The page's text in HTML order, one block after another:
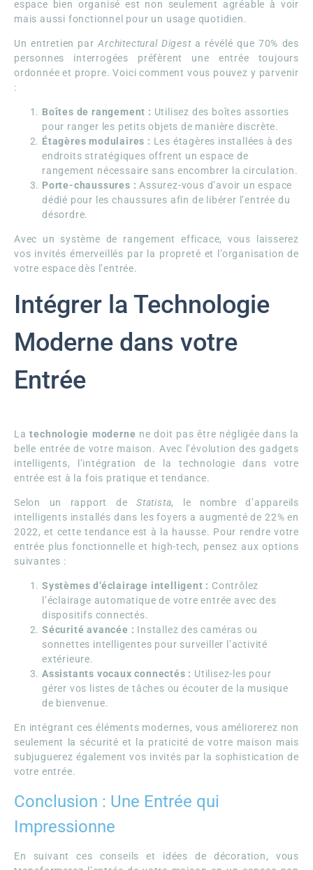
espace bien organisé est non seulement agréable à voir
mais aussi fonctionnel pour un usage quotidien.
Un entretien parArchitectural Digesta révélé que 70% des
personnes interrogées préfèrent une entrée toujours
ordonnée et propre. Voici comment vous pouvez y parvenir
:
Boîtes de rangement : Utilisez des boîtes assorties
pour ranger les petits objets de manière discrète.
Étagères modulaires : Les étagères installées à des
endroits stratégiques offrent un espace de
rangement nécessaire sans encombrer la circulation.
Porte-chaussures : Assurez-vous d’avoir un espace
dédié pour les chaussures afin de libérer l’entrée du
désordre.
Avec un système de rangement efficace, vous laisserez
vos invités émerveillés par la propreté et l’organisation de
votre espace dès l’entrée.
Intégrer la Technologie
Moderne dans votre
Entrée
Latechnologie moderne ne doit pas être négligée dans la
belle entrée de votre maison. Avec l’évolution des gadgets
intelligents, l’intégration de la technologie dans votre
entrée est à la fois pratique et tendance.
Selon un rapport de Statista, le nombre d’appareils
intelligents installés dans les foyers a augmenté de 22% en
2022, et cette tendance est à la hausse. Pour rendre votre
entrée plus fonctionnelle et high-tech, pensez aux options
suivantes :
Systèmes d’éclairage intelligent : Contrôlez
l’éclairage automatique de votre entrée avec des
dispositifs connectés.
Sécurité avancée : Installez des caméras ou
sonnettes intelligentes pour surveiller l’activité
extérieure.
Assistants vocaux connectés : Utilisez-les pour
gérer vos listes de tâches ou écouter de la musique
de bienvenue.
En intégrant ces éléments modernes, vous améliorerez non
seulement la sécurité et la praticité de votre maison mais
subjuguerez également vos invités par la sophistication de
votre entrée.
Conclusion : Une Entrée qui
Impressionne
En suivant ces conseils et idées de décoration, vous